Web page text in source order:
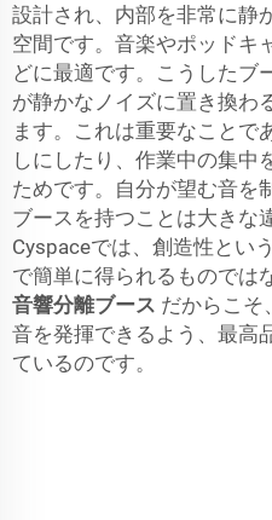
設計され、内部を非常に静
空間です。音楽やポッドキ
どに最適です。こうしたブ
が静かなノイズに置き換わ
ます。これは重要なことで
しにしたり、作業中の集中
ためです。自分が望む音を
ブースを持つことは大きな
Cyspaceでは、創造性とい
で簡単に得られるものでは
音響分離ブース だからこそ
音を発揮できるよう、最高
ているのです。